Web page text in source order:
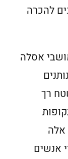
להכרה
אסלה
רך
אלה
אנשים